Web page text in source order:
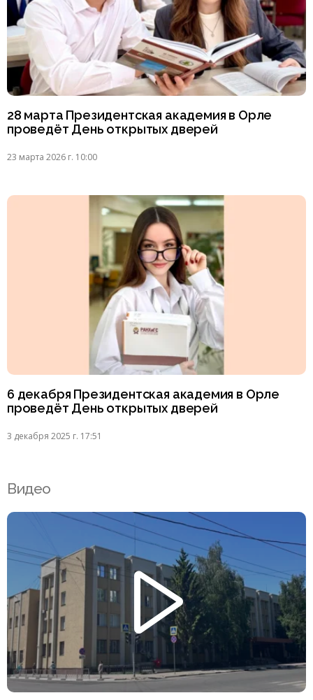
28 марта Президентская академия в Орле
проведёт День открытых дверей
23 марта 2026 г. 10:00
6 декабря Президентская академия в Орле
проведёт День открытых дверей
3 декабря 2025 г. 17:51
Видео